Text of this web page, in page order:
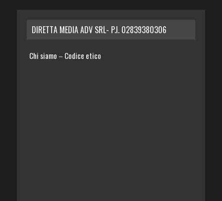
DIRETTA MEDIA ADV SRL- P.I. 02839380306
Chi siamo – Codice etico